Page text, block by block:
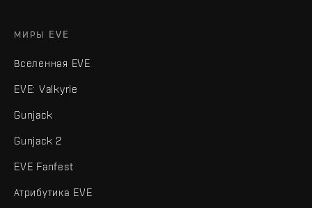
МИРЫ EVE
Вселенная EVE
EVE: Valkyrie
Gunjack
Gunjack 2
EVE Fanfest
Атрибутика EVE